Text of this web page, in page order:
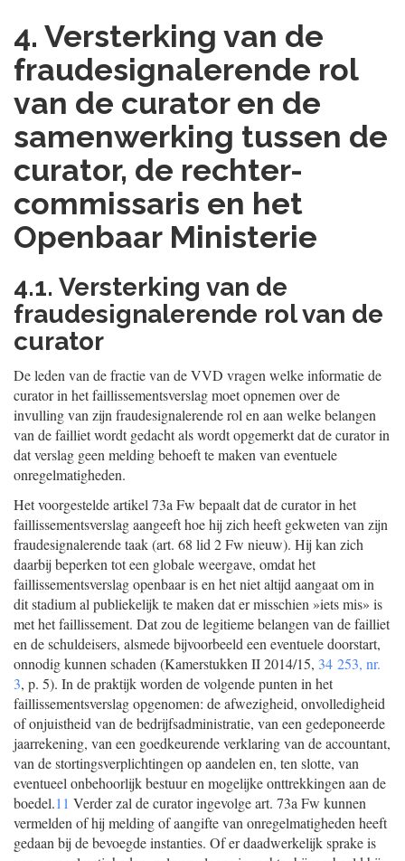
4. Versterking van de
fraudesignalerende rol
van de curator en de
samenwerking tussen de
curator, de rechter-
commissaris en het
Openbaar Ministerie
4.1. Versterking van de
fraudesignalerende rol van de
curator
De leden van de fractie van de VVD vragen welke informatie de
curator in het faillissementsverslag moet opnemen over de
invulling van zijn fraudesignalerende rol en aan welke belangen
van de failliet wordt gedacht als wordt opgemerkt dat de curator in
dat verslag geen melding behoeft te maken van eventuele
onregelmatigheden.
Het voorgestelde artikel 73a Fw bepaalt dat de curator in het
faillissementsverslag aangeeft hoe hij zich heeft gekweten van zijn
fraudesignalerende taak (art. 68 lid 2 Fw nieuw). Hij kan zich
daarbij beperken tot een globale weergave, omdat het
faillissementsverslag openbaar is en het niet altijd aangaat om in
dit stadium al publiekelijk te maken dat er misschien »iets mis» is
met het faillissement. Dat zou de legitieme belangen van de failliet
en de schuldeisers, alsmede bijvoorbeeld een eventuele doorstart,
onnodig kunnen schaden (Kamerstukken II 2014/15, 34 253, nr.
3, p. 5). In de praktijk worden de volgende punten in het
faillissementsverslag opgenomen: de afwezigheid, onvolledigheid
of onjuistheid van de bedrijfsadministratie, van een gedeponeerde
jaarrekening, van een goedkeurende verklaring van de accountant,
van de stortingsverplichtingen op aandelen en, ten slotte, van
eventueel onbehoorlijk bestuur en mogelijke onttrekkingen aan de
boedel.11 Verder zal de curator ingevolge art. 73a Fw kunnen
vermelden of hij melding of aangifte van onregelmatigheden heeft
gedaan bij de bevoegde instanties. Of er daadwerkelijk sprake is